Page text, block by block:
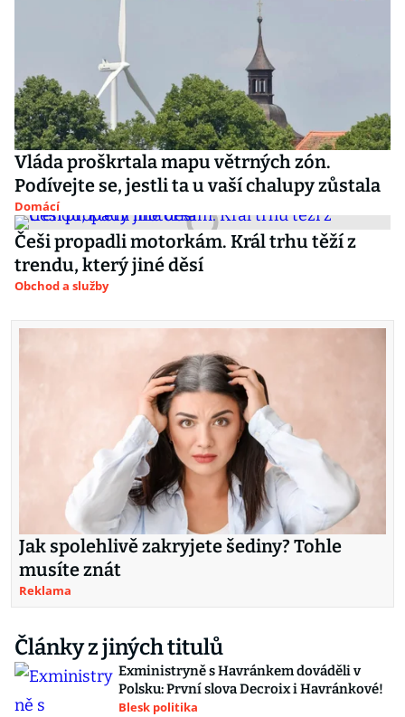
Vláda proškrtala mapu větrných zón.
Podívejte se, jestli ta u vaší chalupy zůstala
Domácí
Češi propadli motorkám. Král trhu těží z
trendu, který jiné děsí
Obchod a služby
Jak spolehlivě zakryjete šediny? Tohle
musíte znát
Reklama
Články z jiných titulů
Exministryně s Havránkem dováděli v
Polsku: První slova Decroix i Havránkové!
Blesk politika